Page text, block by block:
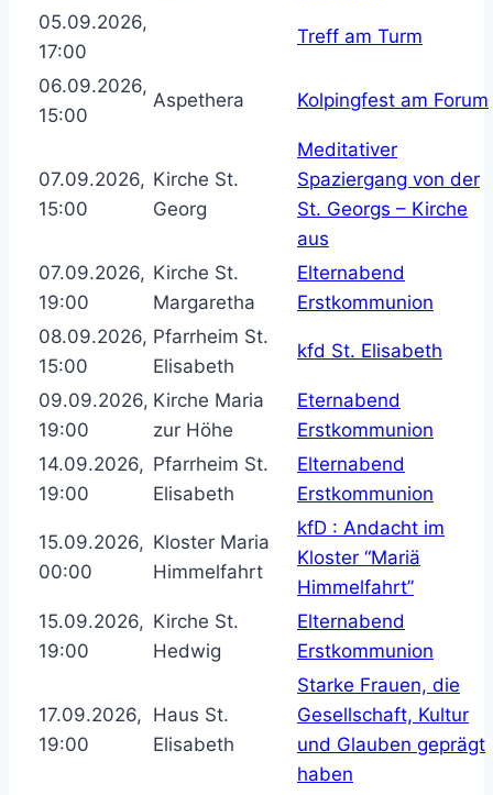
05.09.2026,
17:00
Treff am Turm
06.09.2026,
15:00
Aspethera Kolpingfest am Forum
07.09.2026,
15:00
Kirche St.
Georg
Meditativer
Spaziergang von der
St. Georgs – Kirche
aus
07.09.2026,
19:00
Kirche St.
Margaretha
Elternabend
Erstkommunion
08.09.2026,
15:00
Pfarrheim St.
Elisabeth
kfd St. Elisabeth
09.09.2026,
19:00
Kirche Maria
zur Höhe
Eternabend
Erstkommunion
14.09.2026,
19:00
Pfarrheim St.
Elisabeth
Elternabend
Erstkommunion
15.09.2026,
00:00
Kloster Maria
Himmelfahrt
kfD : Andacht im
Kloster “Mariä
Himmelfahrt”
15.09.2026,
19:00
Kirche St.
Hedwig
Elternabend
Erstkommunion
17.09.2026,
19:00
Haus St.
Elisabeth
Starke Frauen, die
Gesellschaft, Kultur
und Glauben geprägt
haben